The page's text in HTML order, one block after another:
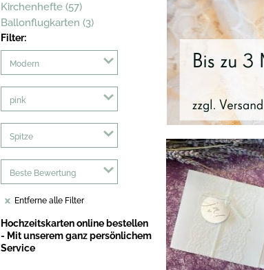
Kirchenhefte (57)
Ballonflugkarten (3)
Filter:
Modern
pink
Spitze
Beste Bewertung
Entferne alle Filter
Hochzeitskarten online bestellen
- Mit unserem ganz persönlichem
Service